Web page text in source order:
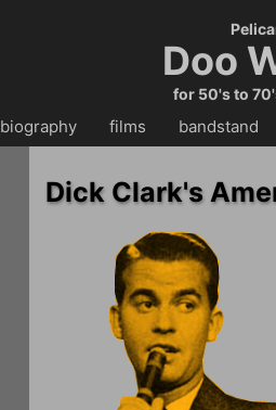
Doo
for 50's to
biography・・ films bandstand
Dick Clark's